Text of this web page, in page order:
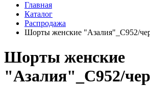
Главная
Каталог
Распродажа
Шорты женские "Азалия"_С952/
Шорты женские
"Азалия"_С952/